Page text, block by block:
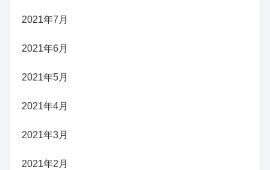
2021年7月
2021年6月
2021年5月
2021年4月
2021年3月
2021年2月